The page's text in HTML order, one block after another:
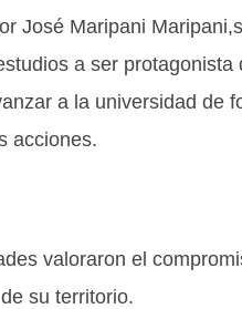
José Maripani
a ser
a la universidad de
acciones.
valoraron el
su territorio.